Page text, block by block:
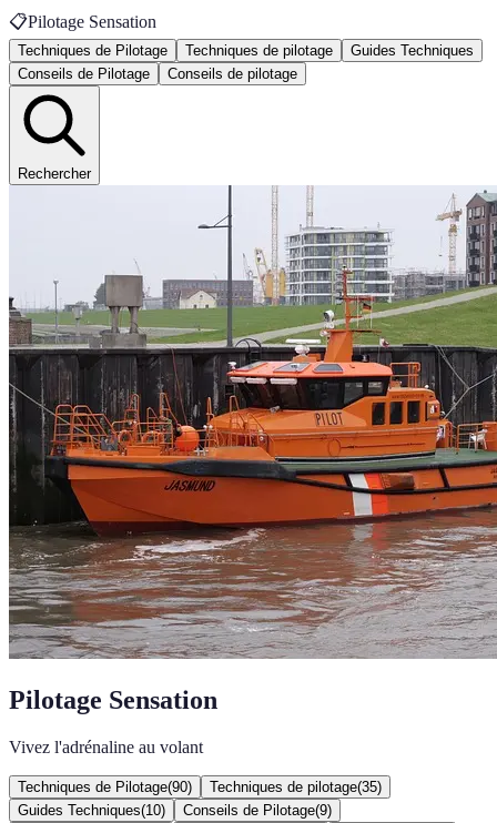
📋Pilotage Sensation
Techniques de Pilotage Techniques de pilotage
Guides Techniques
Conseils de Pilotage
Conseils de pilotage
Rechercher
Pilotage Sensation
Vivez l'adrénaline au volant
Techniques de Pilotage(90) Techniques de pilotage(35)
Guides Techniques(10) Conseils de Pilotage(9)